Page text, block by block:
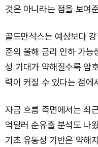
것은 아니라는 점을 보여
골드만삭스는 예상보다
준의 올해 금리 인하 가능
성 기대가 약해질수록 암
력이 커질 수 있다는 점에
자금 흐름 측면에서는
억달러 순유출 분석도 나
기초 유동성 기반은 약해